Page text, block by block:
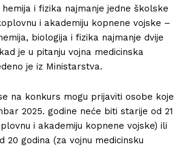
hemija i fizika najmanje jedne školske
i akademiju kopnene vojske –
biologija i fizika najmanje dvije
je u pitanju vojna medicinska
je iz Ministarstva.
na konkurs mogu prijaviti osobe koje
2025. godine neće biti starije od 21
i akademiju kopnene vojske) ili
20 godina (za vojnu medicinsku